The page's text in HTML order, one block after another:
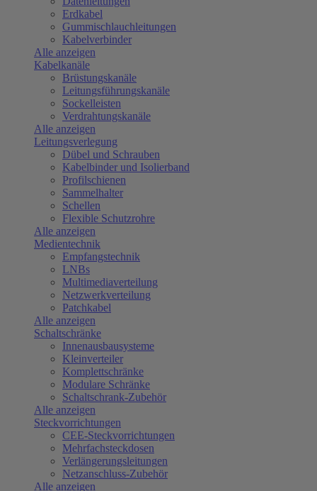
Erdkabel
Gummischlauchleitungen
Kabelverbinder
Alle anzeigen
Kabelkanäle
Brüstungskanäle
Leitungsführungskanäle
Sockelleisten
Verdrahtungskanäle
Alle anzeigen
Leitungsverlegung
Dübel und Schrauben
Kabelbinder und Isolierband
Profilschienen
Sammelhalter
Schellen
Flexible Schutzrohre
Alle anzeigen
Medientechnik
Empfangstechnik
LNBs
Multimediaverteilung
Netzwerkverteilung
Patchkabel
Alle anzeigen
Schaltschränke
Innenausbausysteme
Kleinverteiler
Komplettschränke
Modulare Schränke
Schaltschrank-Zubehör
Alle anzeigen
Steckvorrichtungen
CEE-Steckvorrichtungen
Mehrfachsteckdosen
Verlängerungsleitungen
Netzanschluss-Zubehör
Alle anzeigen